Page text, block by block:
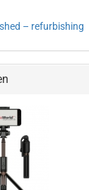
– refurbishing